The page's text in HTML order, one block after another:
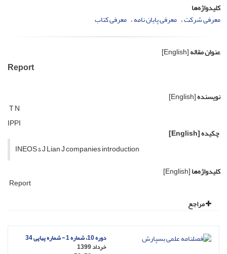
کلیدواژه‌ها
معرفی شرکت معرفی پایان نامه معرفی کتاب
عنوان مقاله[English]
Report
نویسنده[English]
T N
IPPI
چکیده[English]
INEOS & J Lian J companies introduction
کلیدواژه‌ها[English]
Report
مراجع
دوره 10، شماره 1 - شماره پیاپی 34
خرداد 1399